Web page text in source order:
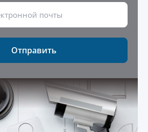
Отправить